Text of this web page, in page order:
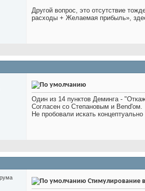
Другой вопрос, это отсутствие
расходы + Желаемая прибыль»,
Один из 14 пунктов Деминга -
Согласен со Степановым и Bend'ом.
Не пробовали искать
Стимулирование